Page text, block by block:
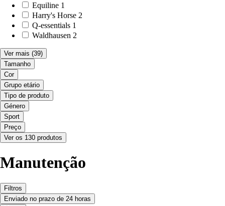
Equiline 1
Harry's Horse 2
Q-essentials 1
Waldhausen 2
Ver mais (39)
Tamanho
Cor
Grupo etário
Tipo de produto
Género
Sport
Preço
Ver os 130 produtos
Manutenção
Filtros
Enviado no prazo de 24 horas